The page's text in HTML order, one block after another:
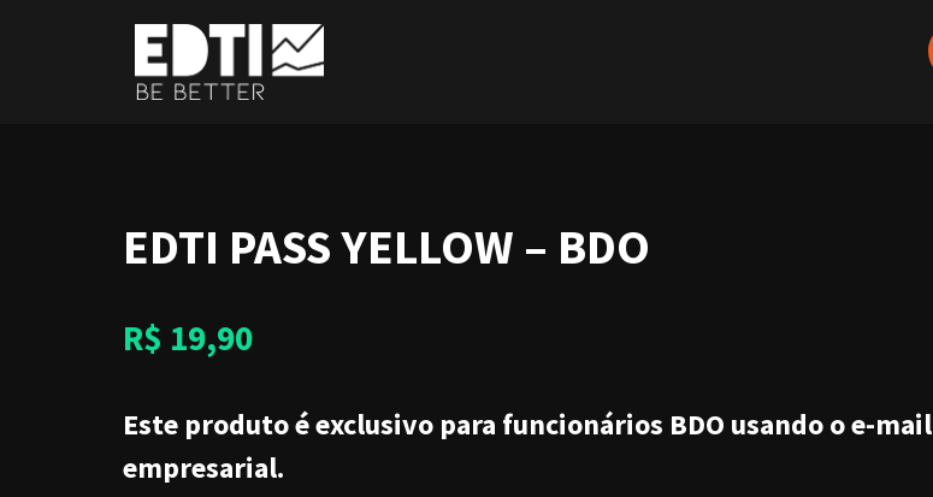
EDTI PASS YELLOW – BDO
R$ 19,90
Este produto é exclusivo para funcionários BDO usando o e-mail
empresarial.